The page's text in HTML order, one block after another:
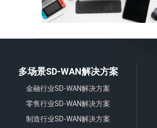
多场景SD-WAN解决方案
金融行业SD-WAN解决方案
零售行业SD-WAN解决方案
制造行业SD-WAN解决方案